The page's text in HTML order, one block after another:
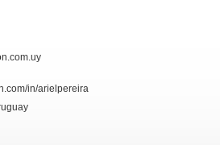
in/arielpereira